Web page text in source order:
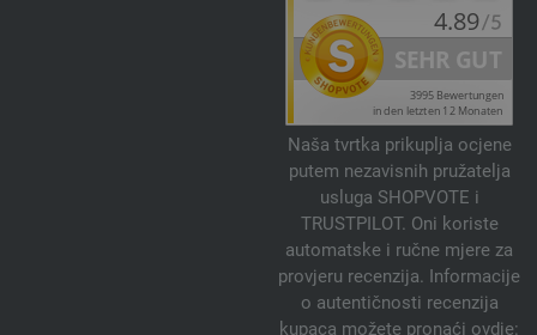
Naša tvrtka prikuplja ocjene
putem nezavisnih pružatelja
usluga SHOPVOTE i
TRUSTPILOT. Oni koriste
automatske i ručne mjere za
provjeru recenzija. Informacije
o autentičnosti recenzija
kupaca možete pronaći ovdje: